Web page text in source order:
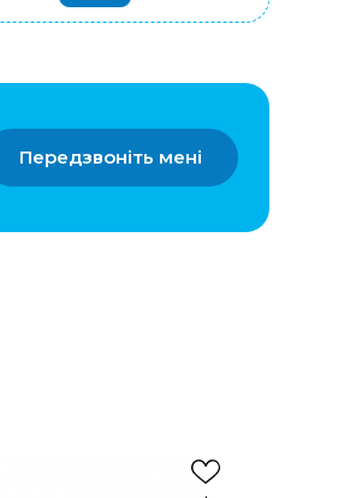
Передзвоніть мені